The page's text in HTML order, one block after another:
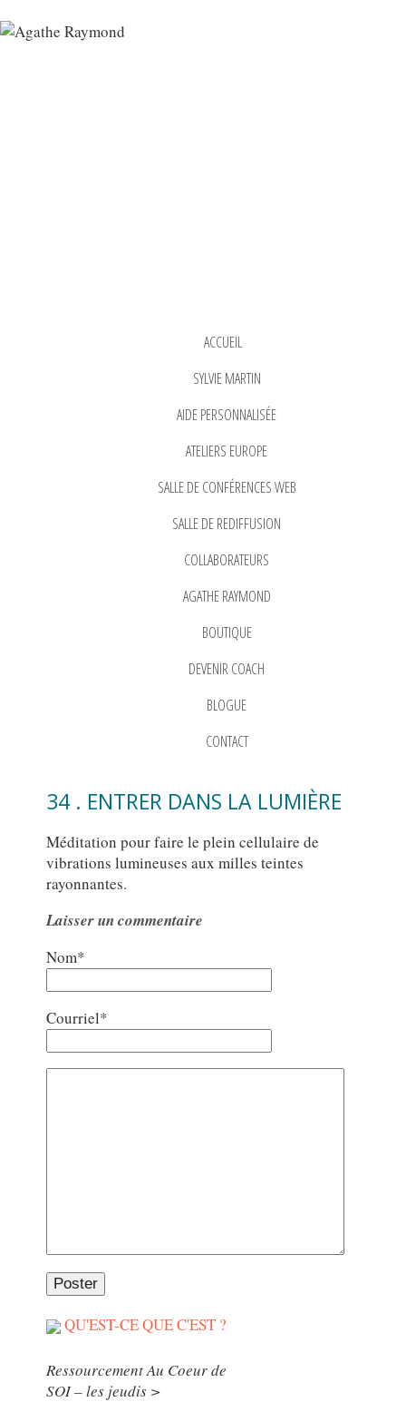
ACCUEIL
SYLVIE MARTIN
AIDE PERSONNALISÉE
ATELIERS EUROPE
SALLE DE CONFÉRENCES WEB
SALLE DE REDIFFUSION
COLLABORATEURS
AGATHE RAYMOND
BOUTIQUE
DEVENIR COACH
BLOGUE
CONTACT
34 . ENTRER DANS LA LUMIÈRE
Méditation pour faire le plein cellulaire de
vibrations lumineuses aux milles teintes
rayonnantes.
Laisser un commentaire
Nom*
Courriel*
QU'EST-CE QUE C'EST ?
Ressourcement Au Coeur de
SOI – les jeudis >